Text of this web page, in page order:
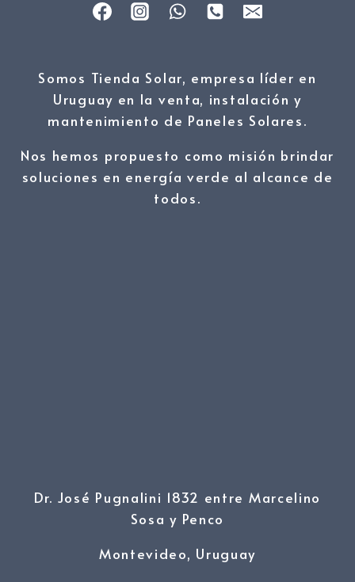
Somos Tienda Solar, empresa líder en
Uruguay en la venta, instalación y
mantenimiento de Paneles Solares.
Nos hemos propuesto como misión brindar
soluciones en energía verde al alcance de
todos.
Dr. José Pugnalini 1832 entre Marcelino
Sosa y Penco
Montevideo, Uruguay